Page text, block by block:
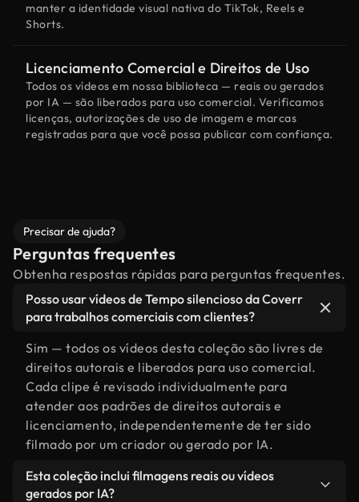
manter a identidade visual nativa do TikTok, Reels e
Shorts.
Licenciamento Comercial e Direitos de Uso
Todos os vídeos em nossa biblioteca — reais ou gerados
por IA — são liberados para uso comercial. Verificamos
licenças, autorizações de uso de imagem e marcas
registradas para que você possa publicar com confiança.
Precisar de ajuda?
Perguntas frequentes
Obtenha respostas rápidas para perguntas frequentes.
Posso usar vídeos de Tempo silencioso da Coverr
para trabalhos comerciais com clientes?
Sim — todos os vídeos desta coleção são livres de
direitos autorais e liberados para uso comercial.
Cada clipe é revisado individualmente para
atender aos padrões de direitos autorais e
licenciamento, independentemente de ter sido
filmado por um criador ou gerado por IA.
Esta coleção inclui filmagens reais ou vídeos
gerados por IA?